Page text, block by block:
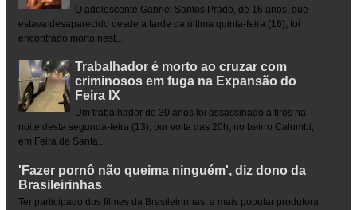
O adolescente Gabriel Santos Prado, de 16 anos, que
estava desaparecido desde a tarde da última quinta-feira (16), foi
encontrado morto nest...
Trabalhador é morto ao cruzar com
criminosos em fuga na Expansão do
Feira IX
Um trabalhador de 30 anos foi assassinado a tiros na
noite desta segunda-feira (13), por volta das 20h, no bairro Calumbi,
em Feira de Santa...
'Fazer pornô não queima ninguém', diz dono da
Brasileirinhas
Ter participado dos filmes da Brasileirinhas, a mais popular produtora